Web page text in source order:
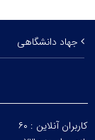
جهاد دانشگاهی
کاربران آنلاین : ۶۰